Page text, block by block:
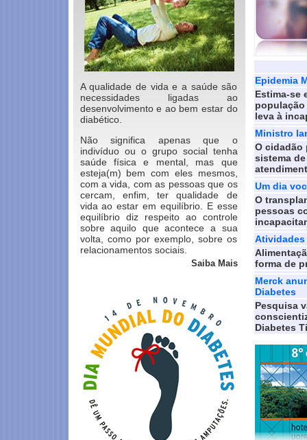
A qualidade de vida e a saúde são
necessidades ligadas ao
desenvolvimento e ao bem estar do
diabético.
Não significa apenas que o
indivíduo ou o grupo social tenha
saúde física e mental, mas que
esteja(m) bem com eles mesmos,
com a vida, com as pessoas que os
cercam, enfim, ter qualidade de
vida ao estar em equilíbrio. E esse
equilíbrio diz respeito ao controle
sobre aquilo que acontece a sua
volta, como por exemplo, sobre os
relacionamentos sociais.
Saiba Mais
Epidemia
Estima-se
leva à
Ministro
O cidadão
sistema
Um dia
O
pessoas
Atividades
forma de
Merck
Diabetes
Pesquisa
Diabetes